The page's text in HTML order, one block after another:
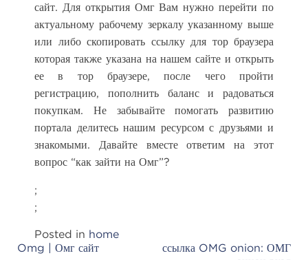
сайт. Для открытия Омг Вам нужно перейти по
актуальному рабочему зеркалу указанному выше
или либо скопировать ссылку для тор браузера
которая также указана на нашем сайте и открыть
ее в тор браузере, после чего пройти
регистрацию, пополнить баланс и радоваться
покупкам. Не забывайте помогать развитию
портала делитесь нашим ресурсом с друзьями и
знакомыми. Давайте вместе ответим на этот
вопрос “как зайти на Омг”?
;
;
Posted in home
Post
Omg | Омг сайт
ссылка OMG onion: ОМГ